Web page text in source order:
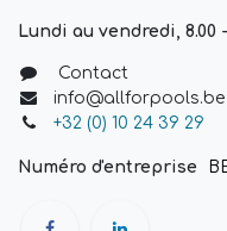
Lundi au vendredi, 8.00 -
Contact
info@allforpools.be
+32 (0) 10 24 39 29
Numéro d'entreprise